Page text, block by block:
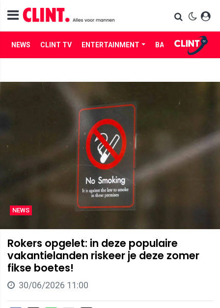
NEWS CLINT TV ENTERTAINMENT BABES LIFE
NEWS
Rokers opgelet: in deze populaire
vakantielanden riskeer je deze zomer
fikse boetes!
30/06/2026 11:00